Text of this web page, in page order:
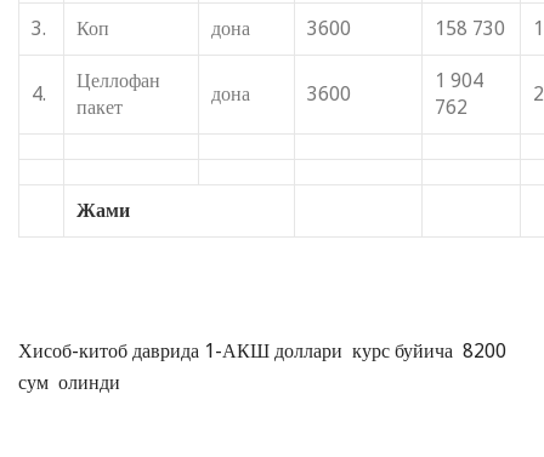
3. Коп дона 3600 158 730
4.
Целлофан
пакет
дона 3600
1 904
762
Жами
Хисоб-китоб даврида 1-АКШ доллари курс буйича 8200
сум олинди